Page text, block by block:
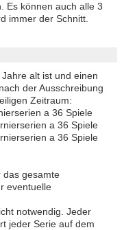
Es können auch alle 3
immer der Schnitt.
alt ist und einen
der Ausschreibung
Zeitraum:
a 36 Spiele
a 36 Spiele
a 36 Spiele
das gesamte
eventuelle
notwendig. Jeder
jeder Serie auf dem